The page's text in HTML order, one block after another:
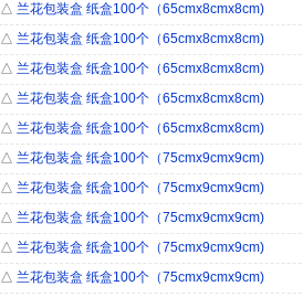
△ 兰花包装盒 纸盒100个（65cmx8cmx8cm)
△ 兰花包装盒 纸盒100个（65cmx8cmx8cm)
△ 兰花包装盒 纸盒100个（65cmx8cmx8cm)
△ 兰花包装盒 纸盒100个（65cmx8cmx8cm)
△ 兰花包装盒 纸盒100个（65cmx8cmx8cm)
△ 兰花包装盒 纸盒100个（75cmx9cmx9cm)
△ 兰花包装盒 纸盒100个（75cmx9cmx9cm)
△ 兰花包装盒 纸盒100个（75cmx9cmx9cm)
△ 兰花包装盒 纸盒100个（75cmx9cmx9cm)
△ 兰花包装盒 纸盒100个（75cmx9cmx9cm)